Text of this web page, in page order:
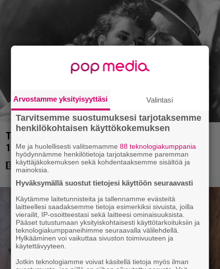
Tänään tv:ssä: Rikoselokuvan klassikko vuodelta
1953 – Asialla kulttiohjaaja Samuel Fuller
Arvostamme yksityisyyttäsi Valintasi
Tarvitsemme suostumuksesi tarjotaksemme
henkilökohtaisen käyttökokemuksen
Me ja huolellisesti valitsemamme88 teknologiakumppania
hyödynnämme henkilötietoja tarjotaksemme paremman
käyttäjäkokemuksen sekä kohdentaaksemme sisältöä ja
mainoksia.
Hyväksymällä suostut tietojesi käyttöön seuraavasti
Käytämme laitetunnisteita ja tallennamme evästeitä
laitteellesi saadaksemme tietoja esimerkiksi sivuista, joilla
vierailit, IP-osoitteestasi sekä laitteesi ominaisuuksista.
Pääset tutustumaan yksityiskohtaisesti käyttötarkoituksiin ja
teknologiakumppaneihimme seuraavalla välilehdellä.
Hylkääminen voi vaikuttaa sivuston toimivuuteen ja
käytettävyyteen.
Jotkin teknologiamme voivat käsitellä tietoja myös ilman